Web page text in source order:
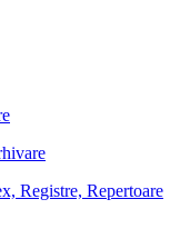
Registre, Repertoare